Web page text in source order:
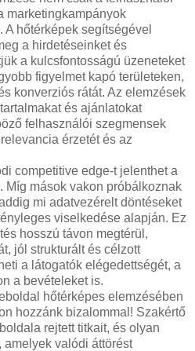
marketingkampányok
hőtérképek segítségével
a hirdetéseinket és
a kulcsfontosságú üzeneteket
figyelmet kapó területeken,
konverziós rátát. Az elemzések
és ajánlatokat
felhasználói szegmensek
érzetét és az
competitive edge-t jelenthet a
Míg mások vakon próbálkoznak
mi adatvezérelt döntéseket
viselkedése alapján. Ez
hosszú távon megtérül,
jól strukturált és célzott
a látogatók elégedettségét, a
a bevételeket is.
hőtérképes elemzésében
hozzánk bizalommal! Szakértő
rejtett titkait, és olyan
valódi áttörést